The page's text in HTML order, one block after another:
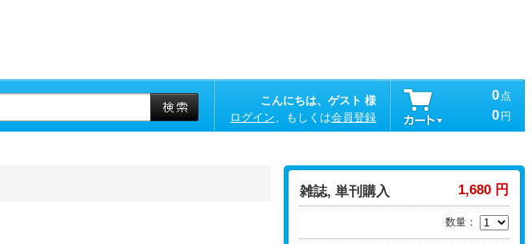
こんにちは、ゲスト 様
ログイン 、もしくは会員登録
0 点
0 円
雑誌, 単刊購入 1,680 円
数量：